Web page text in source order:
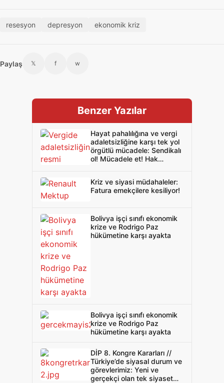
resesyon depresyon ekonomik kriz
Paylaş 𝕏 f w
Benzer Yazılar
Hayat pahalılığına ve vergi
adaletsizliğine karşı tek yol
örgütlü mücadele: Sendikalı
ol! Mücadele et! Hak
Kriz ve siyasi müdahaleler:
Fatura emekçilere kesiliyor!
Bolivya işçi sınıfı ekonomik
krize ve Rodrigo Paz
hükümetine karşı ayakta
Bolivya işçi sınıfı ekonomik
krize ve Rodrigo Paz
hükümetine karşı ayakta
DİP 8. Kongre Kararları //
Türkiye’de siyasal durum ve
görevlerimiz: Yeni ve
gerçekçi olan tek siyaset